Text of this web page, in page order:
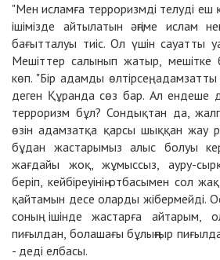
"Мен исламға терроризмді телуді еш
ішімізде айтылатын әңгіме ислам
бағытталуы тиіс. Ол үшін сауатты
Мешіттер салынып жатыр,
көп. "Бір адамды өлтірсең, адамзатты
деген Құранда сөз бар. Ал ендеше
терроризм бұл? Сондықтан да,
өзін адамзатқа қарсы шыққан жау
бұдан жастарымыз алыс болуы
жағдайы жоқ, жұмыссыз, ауру-
беріп, кейбіреуінің отбасымен сол
қайтамын десе оларды жібермейді.
соның ішінде жастарға айтарым,
пиғылдан, болашағы бұлыңғыр
- деді елбасы.